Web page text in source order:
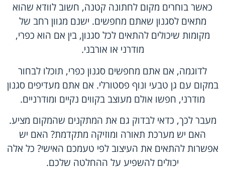
כאשר בוחרים מקום לחתונה קטנה, חשוב לוודא שהוא
מתאים לסגנון שאתם מחפשים. ישנם מגוון רחב של
מקומות שיכולים להתאים לכל סגנון, בין אם הוא כפרי,
מודרני או אורבני.
לדוגמה, אם אתם מחפשים סגנון כפרי, תוכלו לבחור
במקום עם גן טבעי ונוף פסטורלי. אם אתם מעדיפים סגנון
מודרני, חפשו אולם מעוצב בקווים נקיים ומודרניים.
מעבר לכך, כדאי לבדוק גם את המתקנים שהמקום מציע.
האם יש מערכת תאורה ומוזיקה מתקדמת? האם יש
אפשרות להתאים את העיצוב לפי טעמכם האישי? כל אלה
יכולים להשפיע על ההחלטה שלכם.